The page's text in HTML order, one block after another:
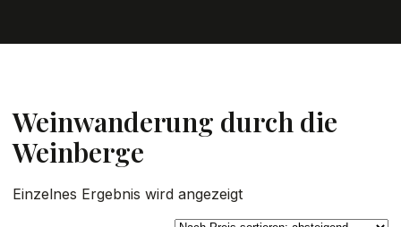
Weinwanderung durch die
Weinberge
Einzelnes Ergebnis wird angezeigt